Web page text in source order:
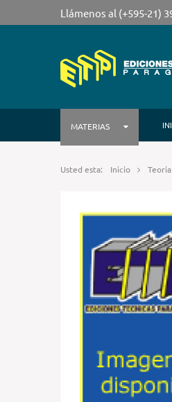
Llámenos al (+595-21)
MATERIAS
Usted esta: Inicio